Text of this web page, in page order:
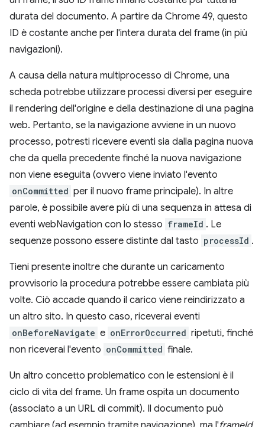
durata del documento. A partire da Chrome 49, questo
ID è costante anche per l'intera durata del frame (in più
navigazioni).
A causa della natura multiprocesso di Chrome, una
scheda potrebbe utilizzare processi diversi per eseguire
il rendering dell'origine e della destinazione di una pagina
web. Pertanto, se la navigazione avviene in un nuovo
processo, potresti ricevere eventi sia dalla pagina nuova
che da quella precedente finché la nuova navigazione
non viene eseguita (ovvero viene inviato l'evento
onCommitted per il nuovo frame principale). In altre
parole, è possibile avere più di una sequenza in attesa di
eventi webNavigation con lo stesso frameId . Le
sequenze possono essere distinte dal tasto processId .
Tieni presente inoltre che durante un caricamento
provvisorio la procedura potrebbe essere cambiata più
volte. Ciò accade quando il carico viene reindirizzato a
un altro sito. In questo caso, riceverai eventi
onBeforeNavigate e onErrorOccurred ripetuti, finché
non riceverai l'evento onCommitted finale.
Un altro concetto problematico con le estensioni è il
ciclo di vita del frame. Un frame ospita un documento
(associato a un URL di commit). Il documento può